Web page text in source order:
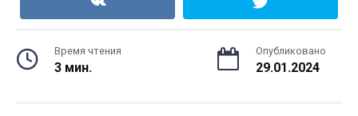
Время чтения
3 мин.
Опубликовано
29.01.2024